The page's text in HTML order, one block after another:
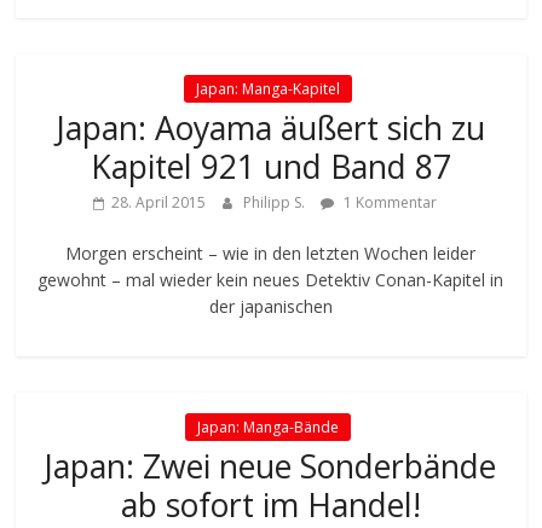
Japan: Manga-Kapitel
Japan: Aoyama äußert sich zu
Kapitel 921 und Band 87
28. April 2015 Philipp S. 1 Kommentar
Morgen erscheint – wie in den letzten Wochen leider
gewohnt – mal wieder kein neues Detektiv Conan-Kapitel in
der japanischen
Japan: Manga-Bände
Japan: Zwei neue Sonderbände
ab sofort im Handel!